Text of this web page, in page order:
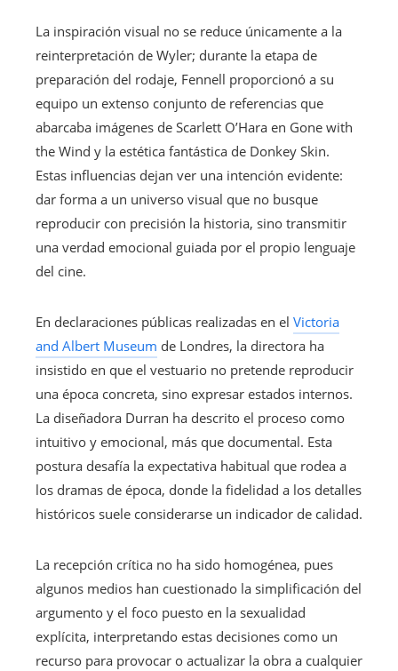
La inspiración visual no se reduce únicamente a la
reinterpretación de Wyler; durante la etapa de
preparación del rodaje, Fennell proporcionó a su
equipo un extenso conjunto de referencias que
abarcaba imágenes de Scarlett O’Hara en Gone with
the Wind y la estética fantástica de Donkey Skin.
Estas influencias dejan ver una intención evidente:
dar forma a un universo visual que no busque
reproducir con precisión la historia, sino transmitir
una verdad emocional guiada por el propio lenguaje
del cine.
En declaraciones públicas realizadas en el Victoria
and Albert Museum de Londres, la directora ha
insistido en que el vestuario no pretende reproducir
una época concreta, sino expresar estados internos.
La diseñadora Durran ha descrito el proceso como
intuitivo y emocional, más que documental. Esta
postura desafía la expectativa habitual que rodea a
los dramas de época, donde la fidelidad a los detalles
históricos suele considerarse un indicador de calidad.
La recepción crítica no ha sido homogénea, pues
algunos medios han cuestionado la simplificación del
argumento y el foco puesto en la sexualidad
explícita, interpretando estas decisiones como un
recurso para provocar o actualizar la obra a cualquier